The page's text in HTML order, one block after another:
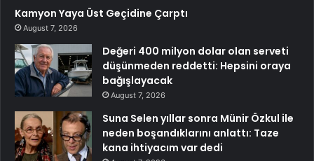
Kamyon Yaya Üst Geçidine Çarptı
August 7, 2026
Değeri 400 milyon dolar olan serveti
düşünmeden reddetti: Hepsini oraya
bağışlayacak
August 7, 2026
Suna Selen yıllar sonra Münir Özkul ile
neden boşandıklarını anlattı: Taze
kana ihtiyacım var dedi